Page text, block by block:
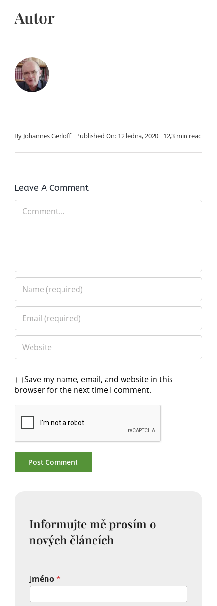
Autor
By Johannes Gerloff Published On: 12 ledna, 2020 12,3 min read
Leave A Comment
Comment
Save my name, email, and website in this
browser for the next time I comment.
Informujte mě prosím o
nových článcích
Jméno*